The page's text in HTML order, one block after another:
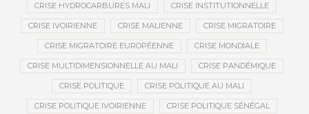
CRISE HYDROCARBURES MALI CRISE INSTITUTIONNELLE
CRISE IVOIRIENNE CRISE MALIENNE CRISE MIGRATOIRE
CRISE MIGRATOIRE EUROPÉENNE CRISE MONDIALE
CRISE MULTIDIMENSIONNELLE AU MALI CRISE PANDÉMIQUE
CRISE POLITIQUE CRISE POLITIQUE AU MALI
CRISE POLITIQUE IVOIRIENNE CRISE POLITIQUE SÉNÉGAL